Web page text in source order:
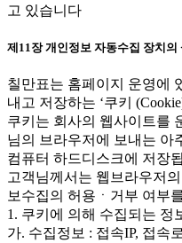
고 있습니다
제11장 개인정보 자동수집 장치
칠만표는 홈페이지 운영에
내고 저장하는 ‘쿠키
쿠키는 회사의 웹사이트를
님의 브라우저에 보내는 아
컴퓨터 하드디스크에 저장
고객님께서는 웹브라우저
보수집의 허용ㆍ거부 여부
1. 쿠키에 의해 수집되는 정
가. 수집정보 : 접속IP, 접속